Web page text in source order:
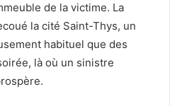
de la victime. La
la cité Saint-Thys, un
habituel que des
là où un sinistre